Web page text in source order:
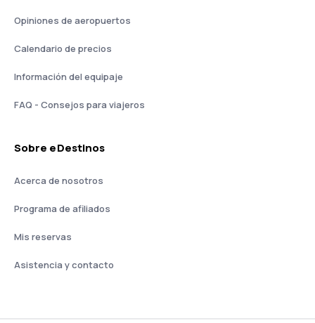
Opiniones de aeropuertos
Calendario de precios
Información del equipaje
FAQ - Consejos para viajeros
Sobre eDestinos
Acerca de nosotros
Programa de afiliados
Mis reservas
Asistencia y contacto